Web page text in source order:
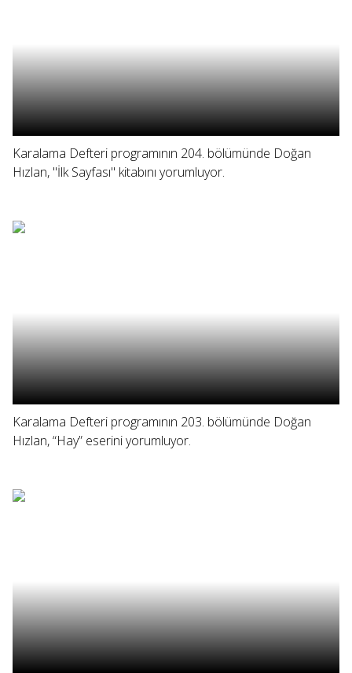
Karalama Defteri programının 204. bölümünde Doğan
Hızlan, "İlk Sayfası" kitabını yorumluyor.
Karalama Defteri programının 203. bölümünde Doğan
Hızlan, “Hay” eserini yorumluyor.